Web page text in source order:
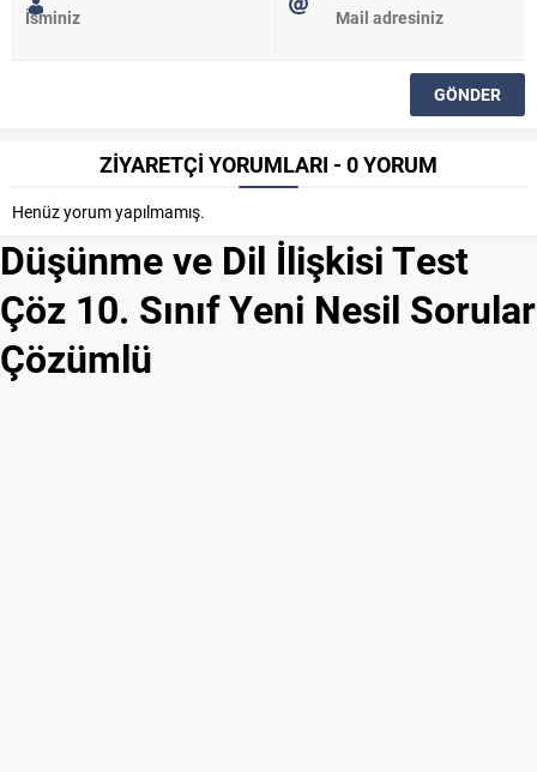
ZİYARETÇİ YORUMLARI - 0 YORUM
Henüz yorum yapılmamış.
Düşünme ve Dil İlişkisi Test
Çöz 10. Sınıf Yeni Nesil Sorular
Çözümlü